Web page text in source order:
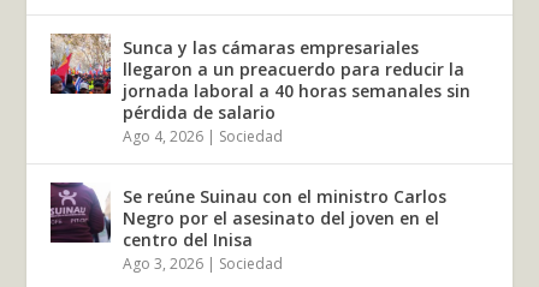
Sunca y las cámaras empresariales
llegaron a un preacuerdo para reducir la
jornada laboral a 40 horas semanales sin
pérdida de salario
Ago 4, 2026 | Sociedad
Se reúne Suinau con el ministro Carlos
Negro por el asesinato del joven en el
centro del Inisa
Ago 3, 2026 | Sociedad